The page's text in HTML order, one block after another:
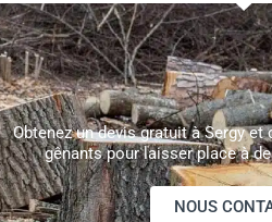
Obtenez un devis gratuit à Sergy et
gênants pour laisser place à
NOUS